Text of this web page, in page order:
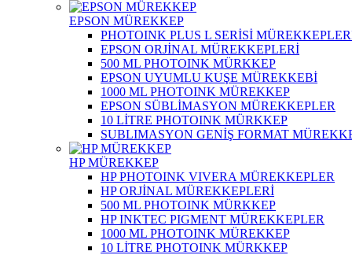
EPSON MÜREKKEP
PHOTOINK PLUS L SERİSİ
EPSON ORJİNAL MÜREKKEPLERİ
500 ML PHOTOINK MÜRKKEP
EPSON UYUMLU KUŞE MÜREKKEBİ
1000 ML PHOTOINK MÜREKKEP
EPSON SÜBLİMASYON MÜREKKEPLER
10 LİTRE PHOTOINK MÜRKKEP
SUBLIMASYON GENİŞ FORMAT
HP MÜREKKEP
HP PHOTOINK VIVERA MÜREKKEPLER
HP ORJİNAL MÜREKKEPLERİ
500 ML PHOTOINK MÜRKKEP
HP INKTEC PIGMENT MÜREKKEPLER
1000 ML PHOTOINK MÜREKKEP
10 LİTRE PHOTOINK MÜRKKEP